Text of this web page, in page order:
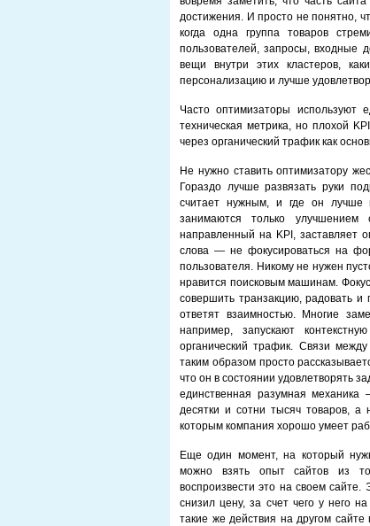
достижения. И просто не понятно,
когда одна группа товаров
пользователей, запросы, входные
вещи внутри этих кластеров,
персонализацию и лучше
Часто оптимизаторы используют
техническая метрика, но плохой
через органический трафик как
Не нужно ставить оптимизатору
Гораздо лучше развязать руки
считает нужным, и где он лучше
занимаются только
направленный на KPI, заставляет
слова — не фокусироваться на
пользователя. Никому не нужен
нравится поисковым машинам.
совершить транзакцию, радовать
ответят взаимностью. Многие
например, запускают
органический трафик. Связи
таким образом просто
что он в состоянии удовлетворять
единственная разумная
десятки и сотни тысяч товаров, а
которым компания хорошо умеет
Еще один момент, на который
можно взять опыт сайтов из
воспроизвести это на своем
снизил цену, за счет чего у него
такие же действия на другом